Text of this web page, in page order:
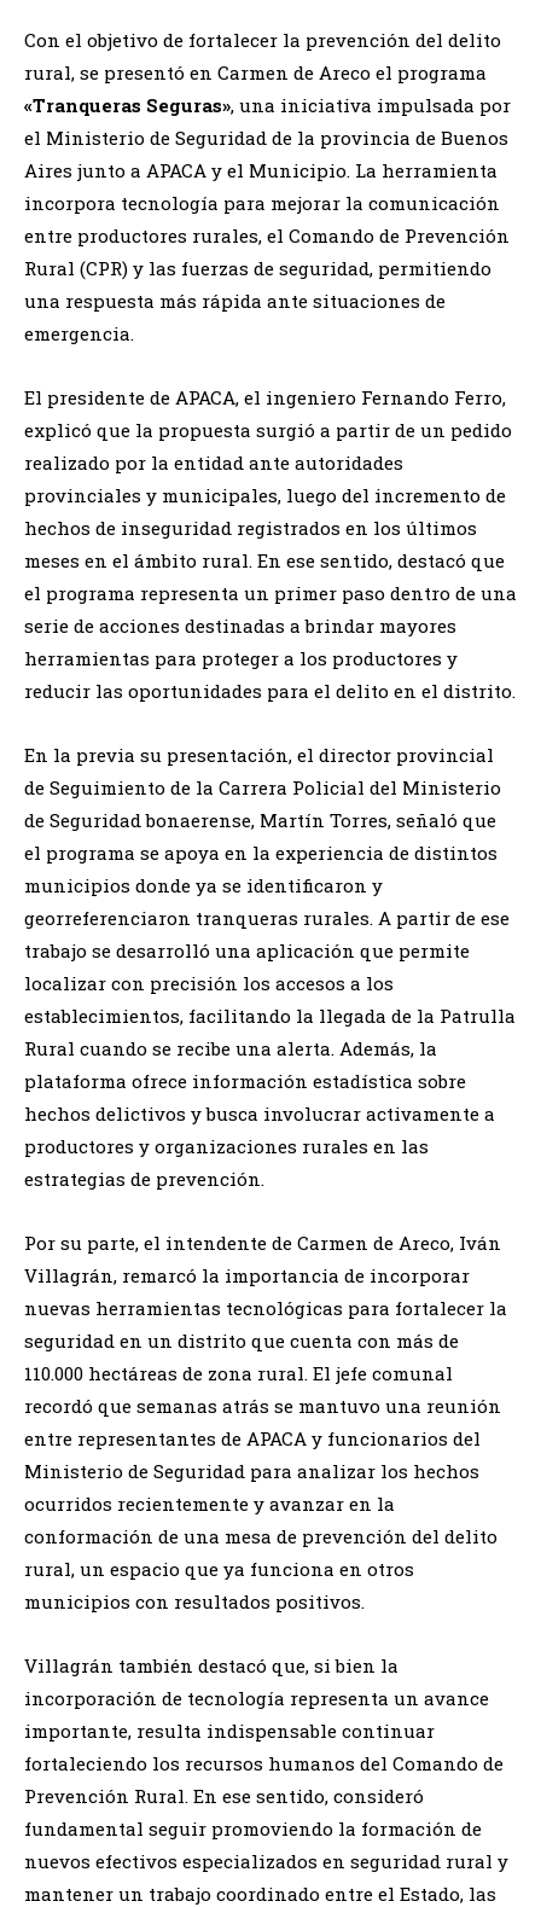
Con el objetivo de fortalecer la prevención del delito
rural, se presentó en Carmen de Areco el programa
«Tranqueras Seguras», una iniciativa impulsada por
el Ministerio de Seguridad de la provincia de Buenos
Aires junto a APACA y el Municipio. La herramienta
incorpora tecnología para mejorar la comunicación
entre productores rurales, el Comando de Prevención
Rural (CPR) y las fuerzas de seguridad, permitiendo
una respuesta más rápida ante situaciones de
emergencia.
El presidente de APACA, el ingeniero Fernando Ferro,
explicó que la propuesta surgió a partir de un pedido
realizado por la entidad ante autoridades
provinciales y municipales, luego del incremento de
hechos de inseguridad registrados en los últimos
meses en el ámbito rural. En ese sentido, destacó que
el programa representa un primer paso dentro de una
serie de acciones destinadas a brindar mayores
herramientas para proteger a los productores y
reducir las oportunidades para el delito en el distrito.
En la previa su presentación, el director provincial
de Seguimiento de la Carrera Policial del Ministerio
de Seguridad bonaerense, Martín Torres, señaló que
el programa se apoya en la experiencia de distintos
municipios donde ya se identificaron y
georreferenciaron tranqueras rurales. A partir de ese
trabajo se desarrolló una aplicación que permite
localizar con precisión los accesos a los
establecimientos, facilitando la llegada de la Patrulla
Rural cuando se recibe una alerta. Además, la
plataforma ofrece información estadística sobre
hechos delictivos y busca involucrar activamente a
productores y organizaciones rurales en las
estrategias de prevención.
Por su parte, el intendente de Carmen de Areco, Iván
Villagrán, remarcó la importancia de incorporar
nuevas herramientas tecnológicas para fortalecer la
seguridad en un distrito que cuenta con más de
110.000 hectáreas de zona rural. El jefe comunal
recordó que semanas atrás se mantuvo una reunión
entre representantes de APACA y funcionarios del
Ministerio de Seguridad para analizar los hechos
ocurridos recientemente y avanzar en la
conformación de una mesa de prevención del delito
rural, un espacio que ya funciona en otros
municipios con resultados positivos.
Villagrán también destacó que, si bien la
incorporación de tecnología representa un avance
importante, resulta indispensable continuar
fortaleciendo los recursos humanos del Comando de
Prevención Rural. En ese sentido, consideró
fundamental seguir promoviendo la formación de
nuevos efectivos especializados en seguridad rural y
mantener un trabajo coordinado entre el Estado, las